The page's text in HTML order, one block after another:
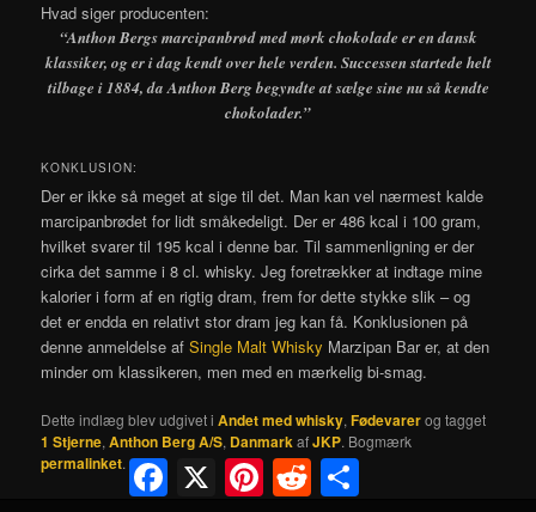
Hvad siger producenten:
“Anthon Bergs marcipanbrød med mørk chokolade er en dansk
klassiker, og er i dag kendt over hele verden. Successen startede helt
tilbage i 1884, da Anthon Berg begyndte at sælge sine nu så kendte
chokolader.”
KONKLUSION:
Der er ikke så meget at sige til det. Man kan vel nærmest kalde
marcipanbrødet for lidt småkedeligt. Der er 486 kcal i 100 gram,
hvilket svarer til 195 kcal i denne bar. Til sammenligning er der
cirka det samme i 8 cl. whisky. Jeg foretrækker at indtage mine
kalorier i form af en rigtig dram, frem for dette stykke slik – og
det er endda en relativt stor dram jeg kan få. Konklusionen på
denne anmeldelse afSingle Malt Whisky Marzipan Bar er, at den
minder om klassikeren, men med en mærkelig bi-smag.
Dette indlæg blev udgivet iAndet med whisky,Fødevarerog tagget
1 Stjerne,Anthon Berg A/S, DanmarkafJKP. Bogmærk
permalinket. Facebook
X PinterestReddit